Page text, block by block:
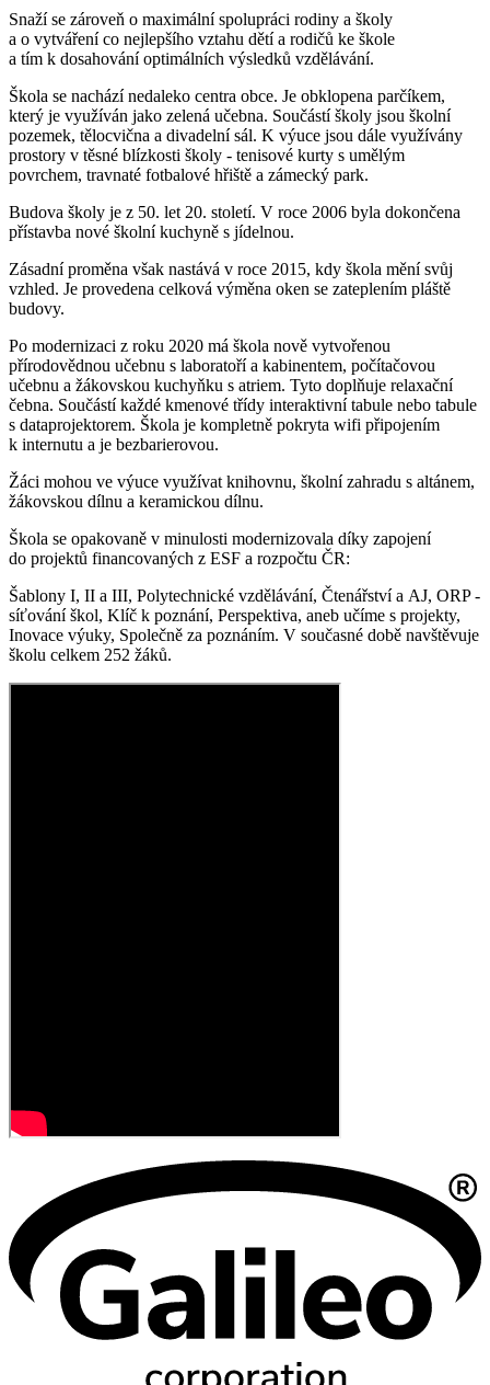
Snaží se zároveň o maximální spolupráci rodiny a školy
a o vytváření co nejlepšího vztahu dětí a rodičů ke škole
a tím k dosahování optimálních výsledků vzdělávání.
Škola se nachází nedaleko centra obce. Je obklopena parčíkem,
který je využíván jako zelená učebna. Součástí školy jsou školní
pozemek, tělocvična a divadelní sál. K výuce jsou dále využívány
prostory v těsné blízkosti školy - tenisové kurty s umělým
povrchem, travnaté fotbalové hřiště a zámecký park.
Budova školy je z 50. let 20. století. V roce 2006 byla dokončena
přístavba nové školní kuchyně s jídelnou.
Zásadní proměna však nastává v roce 2015, kdy škola mění svůj
vzhled. Je provedena celková výměna oken se zateplením pláště
budovy.
Po modernizaci z roku 2020 má škola nově vytvořenou
přírodovědnou učebnu s laboratoří a kabinentem, počítačovou
učebnu a žákovskou kuchyňku s atriem. Tyto doplňuje relaxační
čebna. Součástí každé kmenové třídy interaktivní tabule nebo tabule
s dataprojektorem. Škola je kompletně pokryta wifi připojením
k internutu a je bezbarierovou.
Žáci mohou ve výuce využívat knihovnu, školní zahradu s altánem,
žákovskou dílnu a keramickou dílnu.
Škola se opakovaně v minulosti modernizovala díky zapojení
do projektů financovaných z ESF a rozpočtu ČR:
Šablony I, II a III, Polytechnické vzdělávání, Čtenářství a AJ, ORP -
síťování škol, Klíč k poznání, Perspektiva, aneb učíme s projekty,
Inovace výuky, Společně za poznáním. V současné době navštěvuje
školu celkem 252 žáků.